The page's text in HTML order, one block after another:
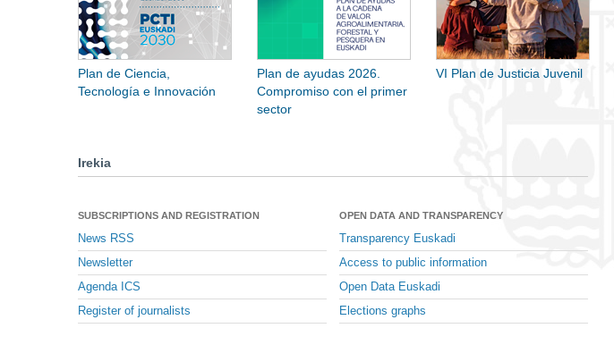
Plan de Ciencia,
Tecnología e Innovación
Plan de ayudas 2026.
Compromiso con el primer
sector
VI Plan de Justicia Juvenil
Irekia
SUBSCRIPTIONS AND REGISTRATION
News RSS
Newsletter
Agenda ICS
Register of journalists
OPEN DATA AND TRANSPARENCY
Transparency Euskadi
Access to public information
Open Data Euskadi
Elections graphs